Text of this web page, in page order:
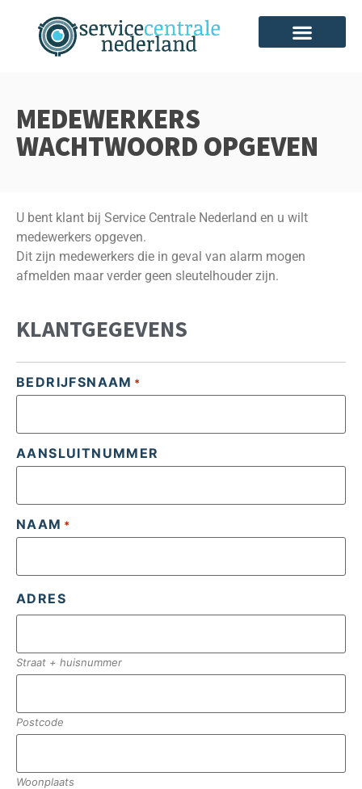
MEDEWERKERS
WACHTWOORD OPGEVEN
U bent klant bij Service Centrale Nederland en u wilt
medewerkers opgeven.
Dit zijn medewerkers die in geval van alarm mogen
afmelden maar verder geen sleutelhouder zijn.
KLANTGEGEVENS
BEDRIJFSNAAM *
AANSLUITNUMMER
NAAM *
ADRES
Straat + huisnummer
Postcode
Woonplaats